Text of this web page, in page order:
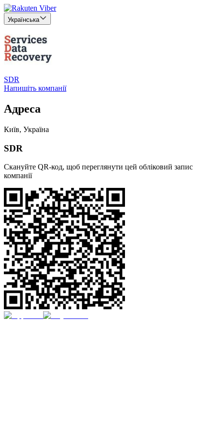
Українська
SDR
Напишіть компанії
Адреса
Київ, Україна
SDR
Скануйте QR-код, щоб переглянути цей обліковий запис
компанії